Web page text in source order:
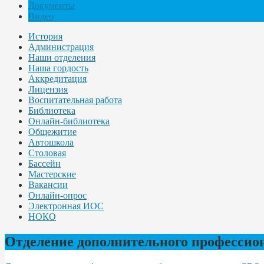
Документы
Видео
История
Администрация
Наши отделения
Наша гордость
Аккредитация
Лицензия
Воспитательная работа
Библиотека
Онлайн-библиотека
Общежитие
Автошкола
Столовая
Бассейн
Мастерские
Вакансии
Онлайн-опрос
Электронная ИОС
НОКО
Отделение дополнительного